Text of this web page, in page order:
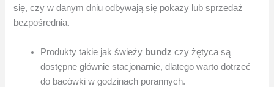
się, czy w danym dniu odbywają się pokazy lub sprzedaż
bezpośrednia.
Produkty takie jak świeży bundz czy żętyca są
dostępne głównie stacjonarnie, dlatego warto dotrzeć
do bacówki w godzinach porannych.